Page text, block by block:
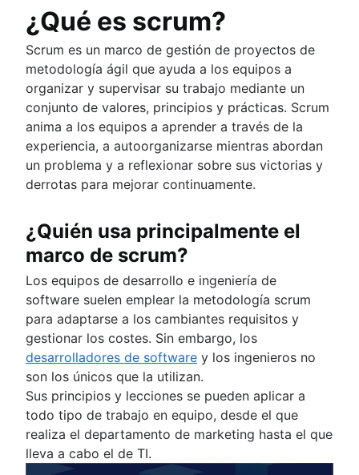
Backlog del producto y backlog de sprint
Herramientas de gestión de flujos de trabajo
Dependencias de proyectos
Paneles de gestión de tareas
Cadencia de sprints
Ejecución rápida
Puntos de historia de Fibonacci
Diferencias entre la gestión de productos y de
proyectos
Gestión de plazos
Gestión de cargas de trabajo
Software de gestión de proyectos gratuito
Proceso de mejora continua
Risk analysis
Project management AI agents
What is a PMO?
Adaptive project management
¿Qué es scrum?
Scrum es un marco de gestión de proyectos de
metodología ágil que ayuda a los equipos a
organizar y supervisar su trabajo mediante un
conjunto de valores, principios y prácticas. Scrum
anima a los equipos a aprender a través de la
experiencia, a autoorganizarse mientras abordan
un problema y a reflexionar sobre sus victorias y
derrotas para mejorar continuamente.
¿Quién usa principalmente el
marco de scrum?
Los equipos de desarrollo e ingeniería de
software suelen emplear la metodología scrum
para adaptarse a los cambiantes requisitos y
gestionar los costes. Sin embargo, los
desarrolladores de software y los ingenieros no
son los únicos que la utilizan.
Sus principios y lecciones se pueden aplicar a
todo tipo de trabajo en equipo, desde el que
realiza el departamento de marketing hasta el que
lleva a cabo el de TI.